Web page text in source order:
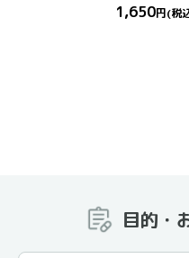
1,650円(税
目的・